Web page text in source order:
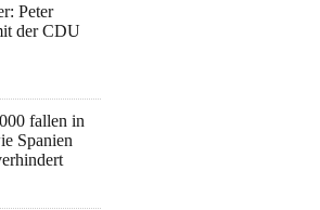
Peter
der CDU
fallen in
Spanien